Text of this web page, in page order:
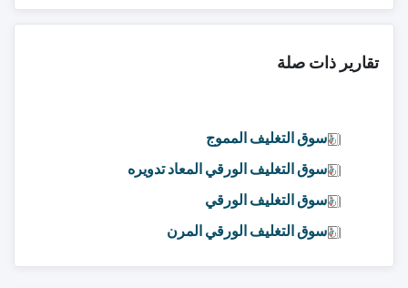
تقارير ذات صلة
سوق التغليف المموج
سوق التغليف الورقي المعاد تدويره
سوق التغليف الورقي
سوق التغليف الورقي المرن